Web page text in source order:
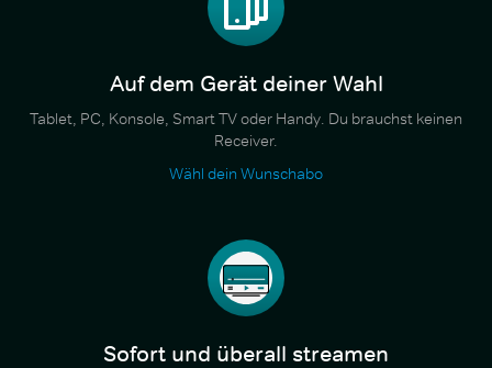
Auf dem Gerät deiner Wahl
Tablet, PC, Konsole, Smart TV oder Handy. Du brauchst keinen
Receiver.
Wähl dein Wunschabo
Sofort und überall streamen